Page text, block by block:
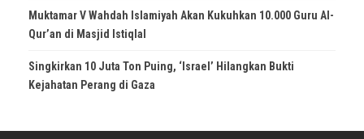
Muktamar V Wahdah Islamiyah Akan Kukuhkan 10.000 Guru Al-
Qur’an di Masjid Istiqlal
Singkirkan 10 Juta Ton Puing, ‘Israel’ Hilangkan Bukti
Kejahatan Perang di Gaza